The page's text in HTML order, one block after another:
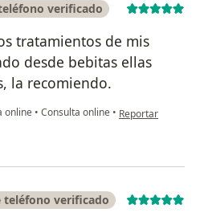
verificado
tratamientos de mis
desde bebitas ellas
la recomiendo.
online • Consulta online • en opinión del
Reportar
teléfono verificado